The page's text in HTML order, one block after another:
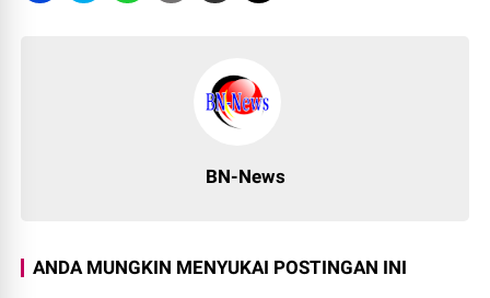
BN-News
ANDA MUNGKIN MENYUKAI POSTINGAN INI